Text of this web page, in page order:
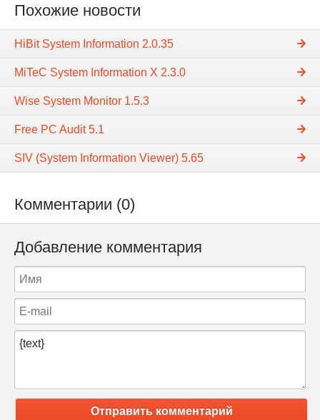
Похожие новости
HiBit System Information 2.0.35
MiTeC System Information X 2.3.0
Wise System Monitor 1.5.3
Free PC Audit 5.1
SIV (System Information Viewer) 5.65
Комментарии (0)
Добавление комментария
Отправить комментарий